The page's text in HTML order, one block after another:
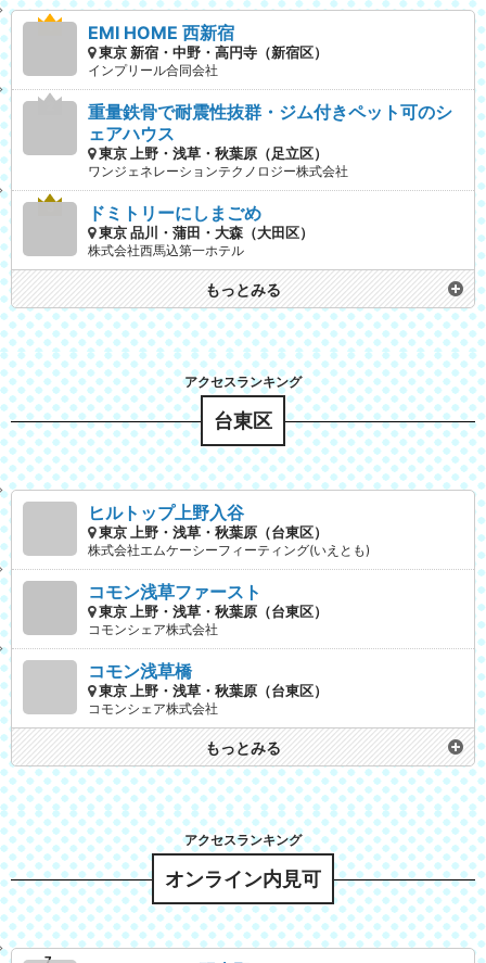
EMI HOME 西新宿
東京 新宿・中野・高円寺（新宿区）
インプリール合同会社
重量鉄骨で耐震性抜群・ジム付きペット可のシ
ェアハウス
東京 上野・浅草・秋葉原（足立区）
ワンジェネレーションテクノロジー株式会社
ドミトリーにしまごめ
東京 品川・蒲田・大森（大田区）
株式会社西馬込第一ホテル
もっとみる
台東区
ヒルトップ上野入谷
東京 上野・浅草・秋葉原（台東区）
株式会社エムケーシーフィーティング(いえとも)
コモン浅草ファースト
東京 上野・浅草・秋葉原（台東区）
コモンシェア株式会社
コモン浅草橋
東京 上野・浅草・秋葉原（台東区）
コモンシェア株式会社
もっとみる
オンライン内見可